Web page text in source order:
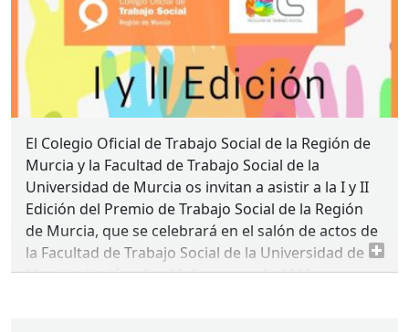
Dña. Beatriz Moreno Ortea, Trabajadora
Social del Centro /Hogar de Reforma “Alea”,
gestionado por Fundación Diagrama.
Ante cualquier incidencia pueden contactar en el
mail gestionmurcia@cgtrabajosocial.es o al
teléfono 649 909 943
El Colegio Oficial de Trabajo Social de la Región de
Murcia y la Facultad de Trabajo Social de la
Universidad de Murcia os invitan a asistir a la I y II
Edición del Premio de Trabajo Social de la Región
de Murcia, que se celebrará en el salón de actos de
la Facultad de Trabajo Social de la Universidad de
Murcia elmiércoles 16 de marzo de 2022,